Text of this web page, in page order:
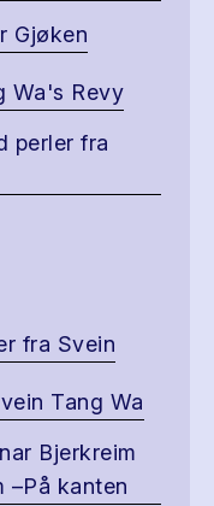
Gjøken
Wa's Revy
perler fra
fra Svein
Tang Wa
Bjerkreim
–På kanten